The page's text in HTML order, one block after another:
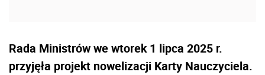
Rada Ministrów we wtorek 1 lipca 2025 r.
przyjęła projekt nowelizacji Karty Nauczyciela.